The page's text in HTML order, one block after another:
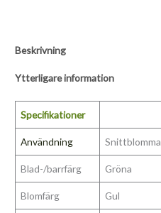
Beskrivning
Ytterligare information
Specifikationer
Användning Snittblomma
Blad-/barrfärg Gröna
Blomfärg Gul